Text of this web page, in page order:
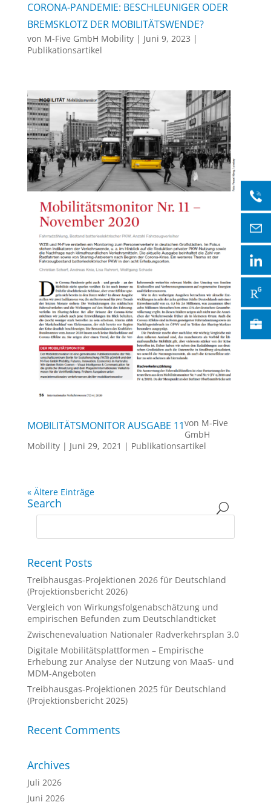
CORONA-PANDEMIE: BESCHLEUNIGER ODER
BREMSKLOTZ DER MOBILITÄTSWENDE?
von M-Five GmbH Mobility| Juni 9, 2023 |
Publikationsartikel
MOBILITÄTSMONITOR AUSGABE 11von M-Five
GmbH
Mobility| Juni 29, 2021 | Publikationsartikel
« Ältere Einträge
Search
Recent Posts
Treibhausgas-Projektionen 2026 für Deutschland
(Projektionsbericht 2026)
Vergleich von Wirkungsfolgenabschätzung und
empirischen Befunden zum Deutschlandticket
Zwischenevaluation Nationaler Radverkehrsplan 3.0
Digitale Mobilitätsplattformen – Empirische
Erhebung zur Analyse der Nutzung von MaaS- und
MDM-Angeboten
Treibhausgas-Projektionen 2025 für Deutschland
(Projektionsbericht 2025)
Recent Comments
Archives
Juli 2026
Juni 2026